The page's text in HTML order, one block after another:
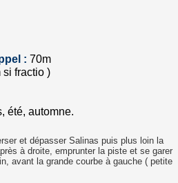
: 70m
si fractio )
été, automne.
et dépasser Salinas puis plus loin la
à droite, emprunter la piste et se garer
avant la grande courbe à gauche ( petite